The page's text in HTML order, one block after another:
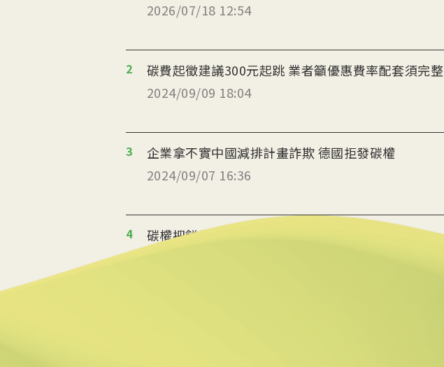
2026/07/18 12:54
2
碳費起徵建議300元起跳 業者籲優惠費率配套須完整
2024/09/09 18:04
3
企業拿不實中國減排計畫詐欺 德國拒發碳權
2024/09/07 16:36
4
碳權把餅做大 黃金標準拓展更多碳移除方法學